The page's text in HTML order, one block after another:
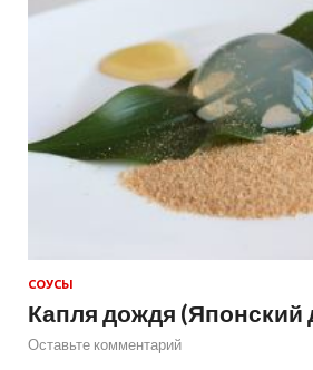
СОУСЫ
Капля дождя (Японский
Оставьте комментарий